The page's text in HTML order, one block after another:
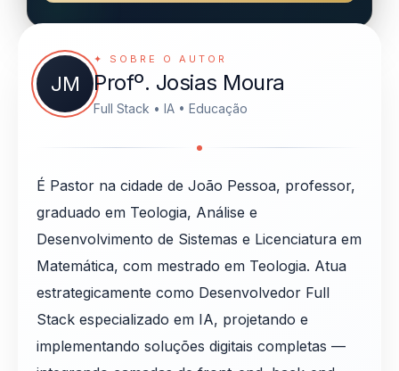
JM
✦ SOBRE O AUTOR
Profº. Josias Moura
Full Stack • IA • Educação
É Pastor na cidade de João Pessoa, professor,
graduado em Teologia, Análise e
Desenvolvimento de Sistemas e Licenciatura em
Matemática, com mestrado em Teologia. Atua
estrategicamente como Desenvolvedor Full
Stack especializado em IA, projetando e
implementando soluções digitais completas —